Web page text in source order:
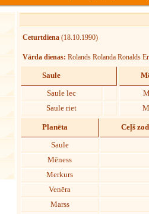
Ceturtdiena (18.10.1990)
Vārda dienas: Rolands Rolanda Ronalds
Saule
Saule lec
Saule riet
Planēta Ceļš
Saule
Mēness
Merkurs
Venēra
Marss